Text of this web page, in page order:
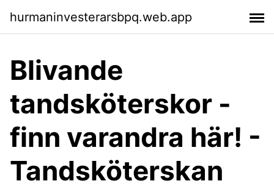
hurmaninvesterarsbpq.web.app
Blivande
tandsköterskor -
finn varandra här! -
Tandsköterskan